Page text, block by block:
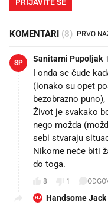
PRIJAVITE SE
KOMENTARI (8)
SP Sanitarni Pupoljak
I onda se čude
(ionako su opet
bezobrazno
Život je svakako
nego možda
sebi stvaraju
Nikome neće biti
do toga.
8 1
HJ Handsome Jack